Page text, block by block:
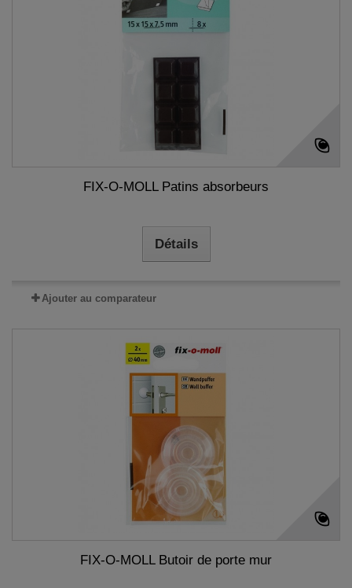
FIX-O-MOLL Patins absorbeurs
Détails
Ajouter au comparateur
FIX-O-MOLL Butoir de porte mur